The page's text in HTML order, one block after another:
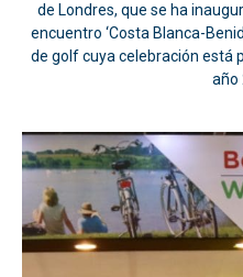
de Londres, que se ha
encuentro ‘Costa Blanca-
de golf cuya celebración está
año